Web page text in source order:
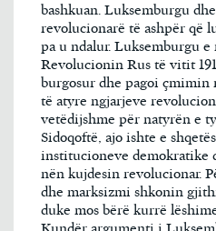
bashkuan. Luksemburgu
revolucionarë të ashpër që
pa u ndalur. Luksemburgu
Revolucionin Rus të vitit
burgosur dhe pagoi çmimin
të atyre ngjarjeve
vetëdijshme për natyrën e
Sidoqoftë, ajo ishte e
institucioneve demokratike
nën kujdesin revolucionar.
dhe marksizmi shkonin
duke mos bërë kurrë